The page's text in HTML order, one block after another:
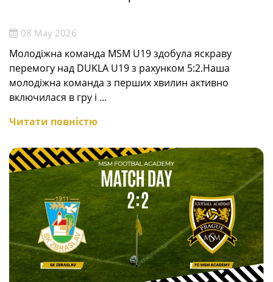
08 May 2026
Молодіжна команда MSM U19 здобула яскраву
перемогу над DUKLA U19 з рахунком 5:2.Наша
молодіжна команда з перших хвилин активно
включилася в гру і ...
Читати повністю